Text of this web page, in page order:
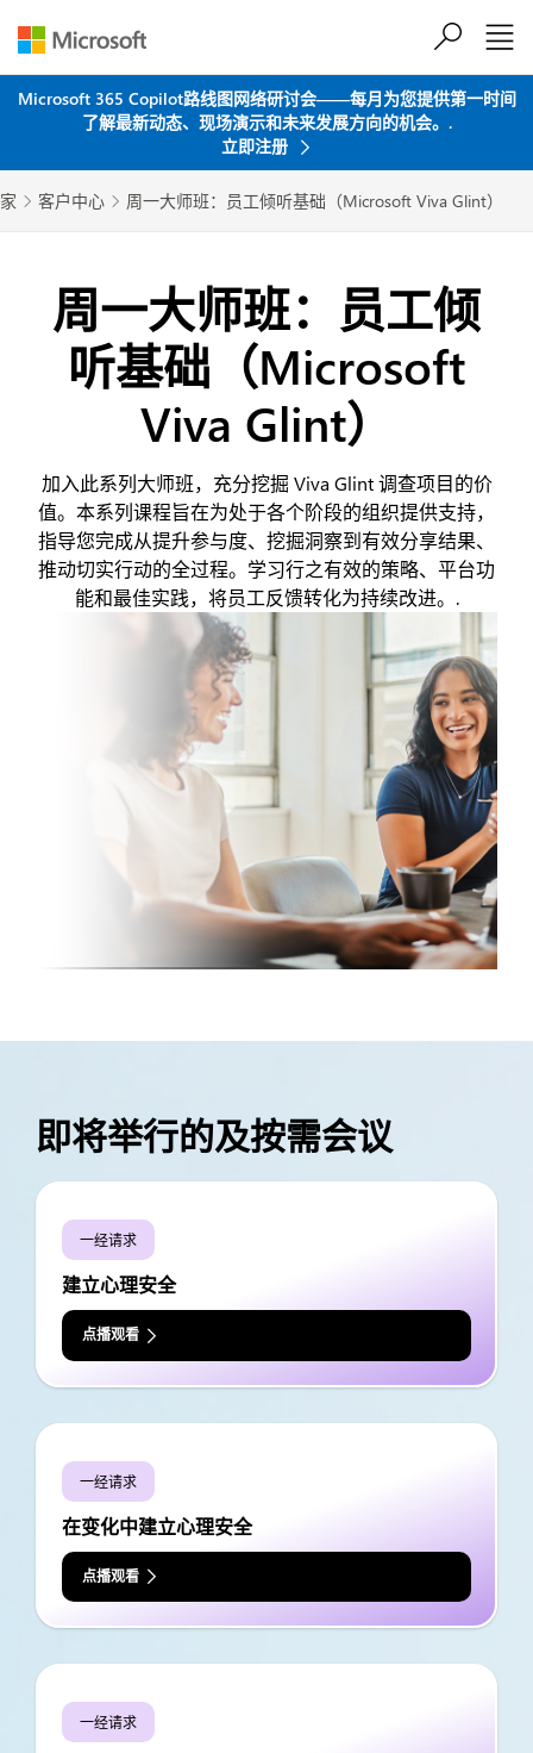
Microsoft 365 Copilot路线图网络研讨会——每月为您提供第一时间
了解最新动态、现场演示和未来发展方向的机会。.
立即注册
家  客户中心  周一大师班：员工倾听基础（Microsoft Viva Glint）
周一大师班：员工倾
听基础（Microsoft
Viva Glint）
加入此系列大师班，充分挖掘 Viva Glint 调查项目的价
值。本系列课程旨在为处于各个阶段的组织提供支持，
指导您完成从提升参与度、挖掘洞察到有效分享结果、
推动切实行动的全过程。学习行之有效的策略、平台功
能和最佳实践，将员工反馈转化为持续改进。.
即将举行的及按需会议
一经请求
建立心理安全
点播观看
一经请求
在变化中建立心理安全
点播观看
一经请求